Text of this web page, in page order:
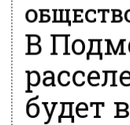
В
будет